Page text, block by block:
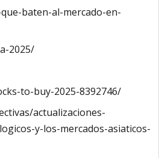
baten-al-mercado-en-
2025/
to-buy-2025-8392746/
actualizaciones-
y-los-mercados-asiaticos-